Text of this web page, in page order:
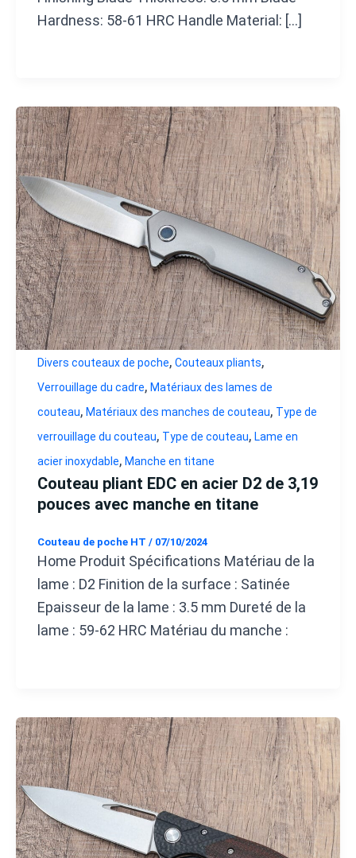
Hardness: 58-61 HRC Handle Material: […]
Divers couteaux de poche, Couteaux pliants,
Verrouillage du cadre, Matériaux des lames de
couteau, Matériaux des manches de couteau, Type de
verrouillage du couteau, Type de couteau, Lame en
acier inoxydable, Manche en titane
Couteau pliant EDC en acier D2 de 3,19
pouces avec manche en titane
Couteau de poche HT / 07/10/2024
Home Produit Spécifications Matériau de la
lame : D2 Finition de la surface : Satinée
Epaisseur de la lame : 3.5 mm Dureté de la
lame : 59-62 HRC Matériau du manche :